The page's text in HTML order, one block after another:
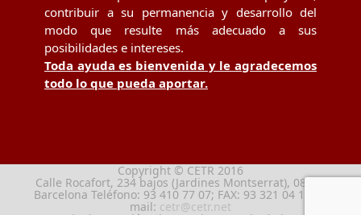
contribuir a su permanencia y desarrollo del
modo que resulte más adecuado a sus
posibilidades e intereses.
Toda ayuda es bienvenida y le agradecemos
todo lo que pueda aportar.
Copyright © CETR 2016
Calle Rocafort, 234 bajos (Jardines Montserrat), 08029
Barcelona Teléfono: 93 410 77 07; FAX: 93 321 04 13; e-
mail: cetr@cetr.net